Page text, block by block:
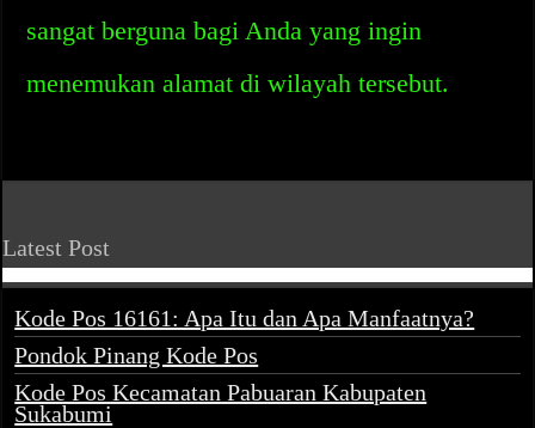
sangat berguna bagi Anda yang ingin
menemukan alamat di wilayah tersebut.
Latest Post
Kode Pos 16161: Apa Itu dan Apa Manfaatnya?
Pondok Pinang Kode Pos
Kode Pos Kecamatan Pabuaran Kabupaten
Sukabumi